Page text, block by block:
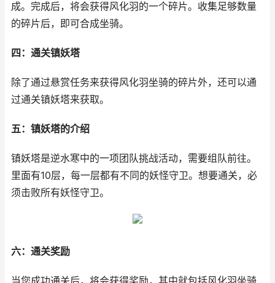
成。完成后，将会获得风化羽的一个碎片。收集足够数量
的碎片后，即可合成坐骑。
四：通关镇妖塔
除了通过悬赏任务来获得风化羽坐骑的碎片外，还可以通
过通关镇妖塔来获取。
五：镇妖塔的介绍
镇妖塔是逆水寒中的一项团队挑战活动，需要组队前往。
里面有10层，每一层都有不同的妖怪守卫。想要通关，必
须击败所有妖怪守卫。
六：通关奖励